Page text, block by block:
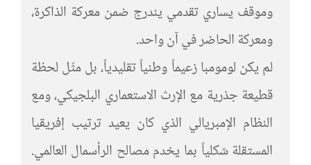
وموقف يساري تقدمي يندرج ضمن معركة الذاكرة،
ومعركة الحاضر في آن واحد.
لم يكن لومومبا زعيماً وطنياً تقليدياً، بل مثّل لحظة
قطيعة جذرية مع الإرث الاستعماري البلجيكي، ومع
النظام الإمبريالي الذي كان يعيد ترتيب إفريقيا
المستقلة شكلياً بما يخدم مصالح الرأسمال العالمي.